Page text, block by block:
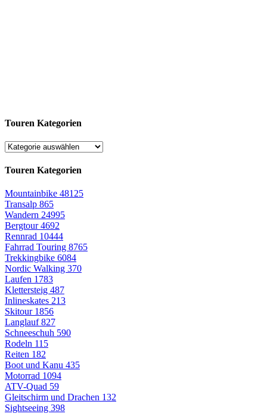
Touren Kategorien
Touren Kategorien
Mountainbike 48125
Transalp 865
Wandern 24995
Bergtour4692
Rennrad 10444
Fahrrad Touring 8765
Trekkingbike 6084
Nordic Walking 370
Laufen 1783
Klettersteig 487
Inlineskates 213
Skitour 1856
Langlauf827
Schneeschuh 590
Rodeln 115
Reiten 182
Boot und Kanu 435
Motorrad 1094
ATV-Quad 59
Gleitschirm und Drachen 132
Sightseeing 398